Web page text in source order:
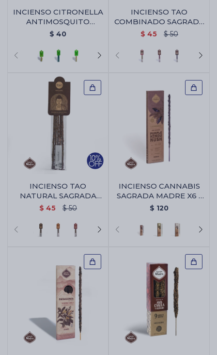
INCIENSO CITRONELLA
ANTIMOSQUITO
SAGRADA MADRE -
$ 40
INCIENSO TAO
COMBINADO SAGRADA
MADRE - Rosa/jazmin
$ 45 $ 50
INCIENSO TAO
NATURAL SAGRADA
MADRE X5 - Palo
$ 45 $ 50
INCIENSO CANNABIS
SAGRADA MADRE X6 -
Purple Hindu Kush
$ 120